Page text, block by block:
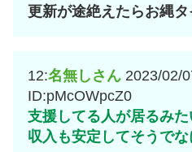
更新が途絶えたらお縄タ
12:名無しさん 2023/02/
ID:pMcOWpcZ0
支援してる人が居るみ
収入も安定してそうでな